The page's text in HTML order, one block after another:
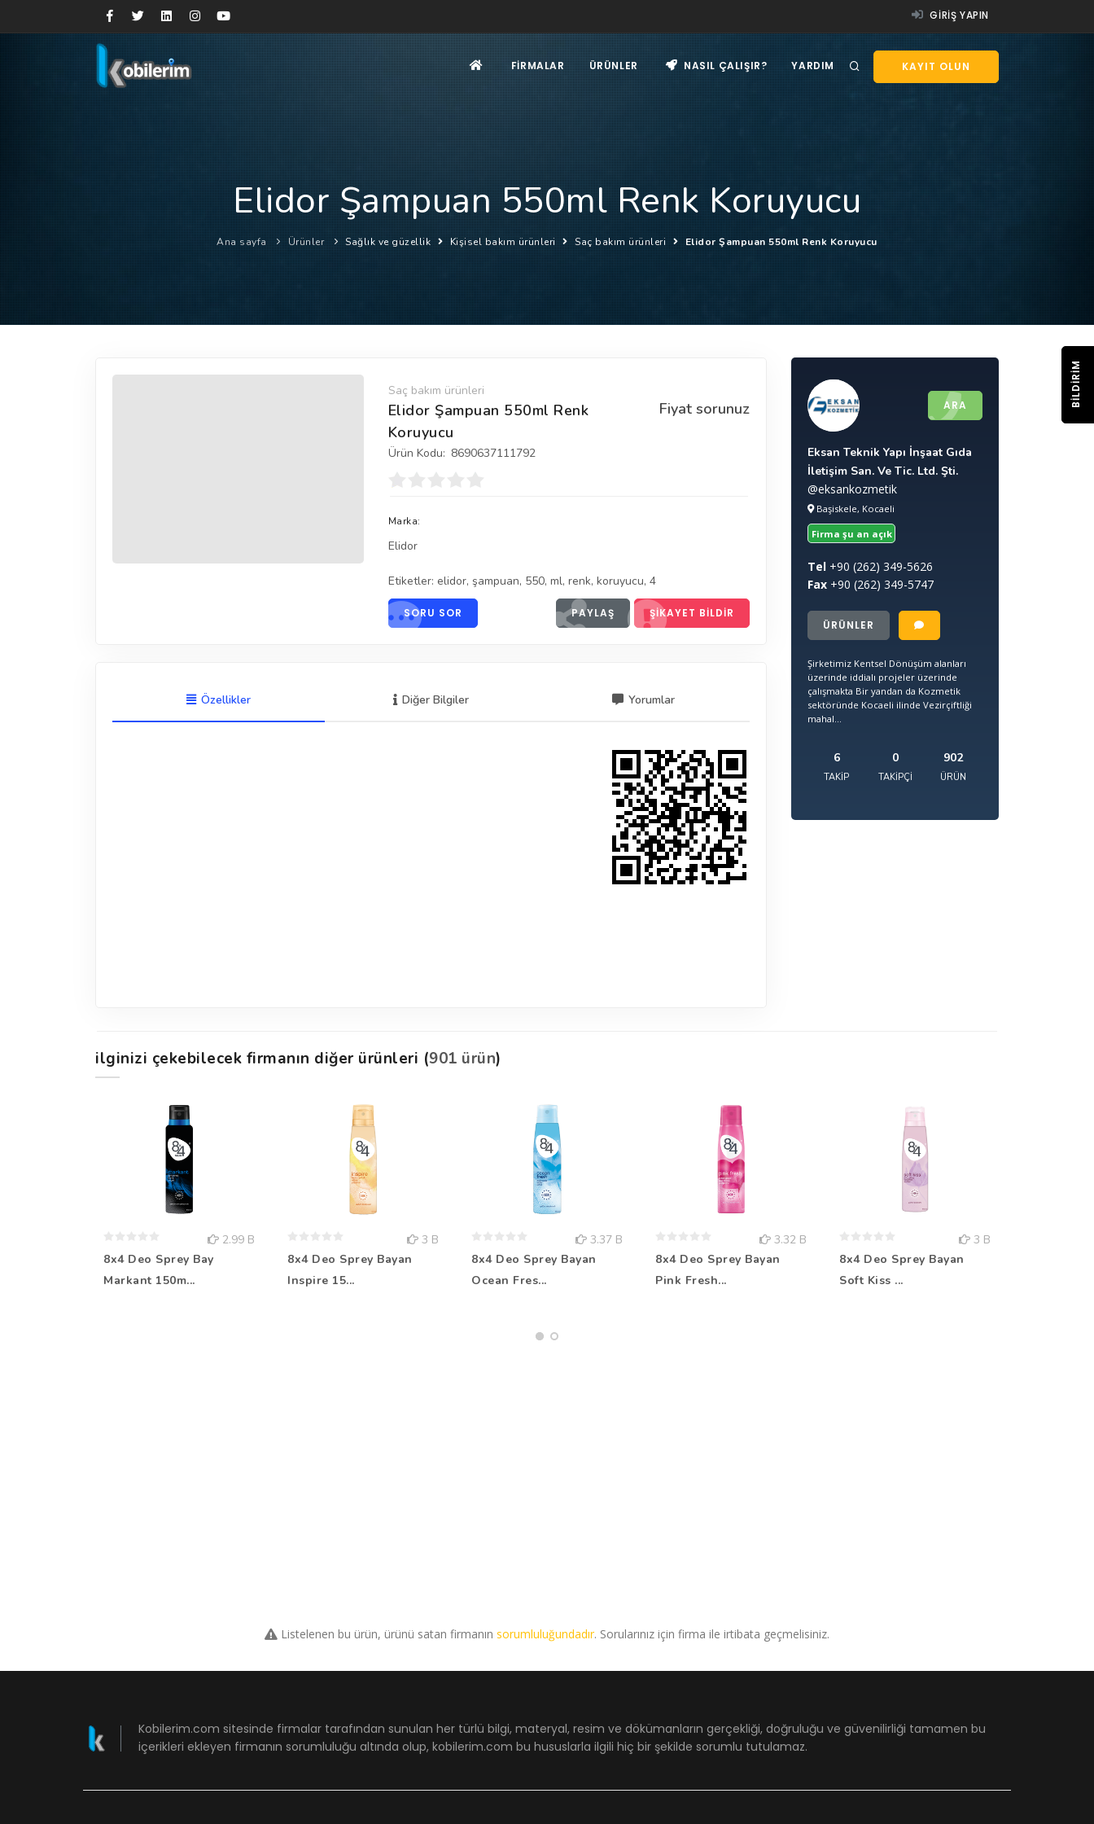
GIRIŞ YAPIN
KAYIT OLUN
FIRMALAR ÜRÜNLER NASIL ÇALIŞIR? YARDIM
Elidor Şampuan 550ml Renk Koruyucu
Ana sayfa Ürünler Sağlık ve güzellik Kişisel bakım ürünleri Saç bakım ürünleri Elidor Şampuan 550ml Renk Koruyucu
Saç bakım ürünleri
Fiyat sorunuz
Elidor Şampuan 550ml Renk
Koruyucu
Ürün Kodu: 8690637111792
Marka:
Elidor
Etiketler: elidor, şampuan, 550, ml, renk, koruyucu, 4
SORU SOR PAYLAŞ ŞIKAYET BILDIR
Özellikler Diğer Bilgiler Yorumlar
ARA
Eksan Teknik Yapı İnşaat Gıda
İletişim San. Ve Tic. Ltd. Şti.
@eksankozmetik
Başiskele, Kocaeli
Firma şu an açık
Tel +90 (262) 349-5626
Fax +90 (262) 349-5747
ÜRÜNLER
Şirketimiz Kentsel Dönüşüm alanları
üzerinde iddialı projeler üzerinde
çalışmakta Bir yandan da Kozmetik
sektöründe Kocaeli ilinde Vezirçiftliği
mahal...
6
TAKIP
0
TAKIPÇI
902
ÜRÜN
ilginizi çekebilecek firmanın diğer ürünleri (901 ürün)
2.99 B
8x4 Deo Sprey Bay
Markant 150m...
3 B
8x4 Deo Sprey Bayan
Inspire 15...
3.37 B
8x4 Deo Sprey Bayan
Ocean Fres...
3.32 B
8x4 Deo Sprey Bayan
Pink Fresh...
3 B
8x4 Deo Sprey Bayan
Soft Kiss ...
Listelenen bu ürün, ürünü satan firmanın sorumluluğundadır. Sorularınız için firma ile irtibata geçmelisiniz.
Kobilerim.com sitesinde firmalar tarafından sunulan her türlü bilgi, materyal, resim ve dökümanların gerçekliği, doğruluğu ve güvenilirliği tamamen bu
içerikleri ekleyen firmanın sorumluluğu altında olup, kobilerim.com bu hususlarla ilgili hiç bir şekilde sorumlu tutulamaz.
BILDIRIM